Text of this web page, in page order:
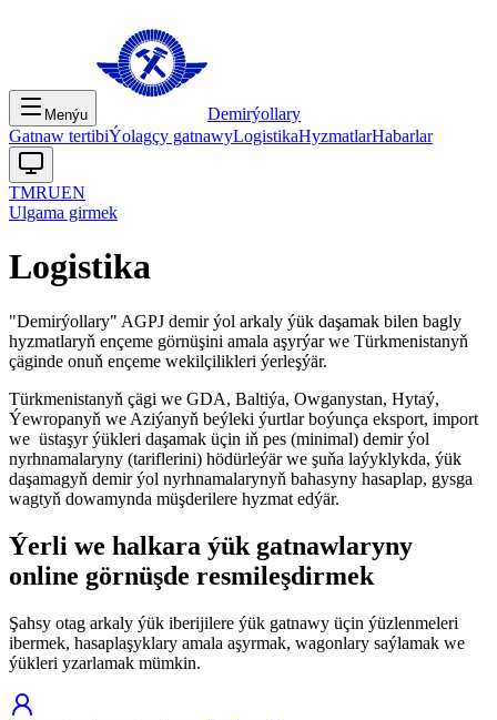
Menýu
Demirýollary
Gatnaw tertibiÝolagçy gatnawyLogistikaHyzmatlarHabarlar
TMRUEN
Ulgama girmek
Logistika
"Demirýollary" AGPJ demir ýol arkaly ýük daşamak bilen bagly
hyzmatlaryň ençeme görnüşini amala aşyrýar we Türkmenistanyň
çäginde onuň ençeme wekilçilikleri ýerleşýär.
Türkmenistanyň çägi we GDA, Baltiýa, Owganystan, Hytaý,
Ýewropanyň we Aziýanyň beýleki ýurtlar boýunça eksport, import
we üstaşyr ýükleri daşamak üçin iň pes (minimal) demir ýol
nyrhnamalaryny (tariflerini) hödürleýär we şuňa laýyklykda, ýük
daşamagyň demir ýol nyrhnamalarynyň bahasyny hasaplap, gysga
wagtyň dowamynda müşderilere hyzmat edýär.
Ýerli we halkara ýük gatnawlaryny
online görnüşde resmileşdirmek
Şahsy otag arkaly ýük iberijilere ýük gatnawy üçin ýüzlenmeleri
ibermek, hasaplaşyklary amala aşyrmak, wagonlary saýlamak we
ýükleri yzarlamak mümkin.